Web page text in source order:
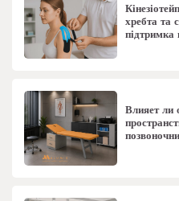
хребта та
підтримка
Влияет ли